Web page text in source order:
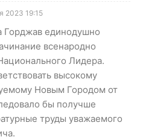
2023 19:15
Горджав единодушно
всенародно
Лидера.
высокому
Новым Городом от
бы получше
труды уважаемого